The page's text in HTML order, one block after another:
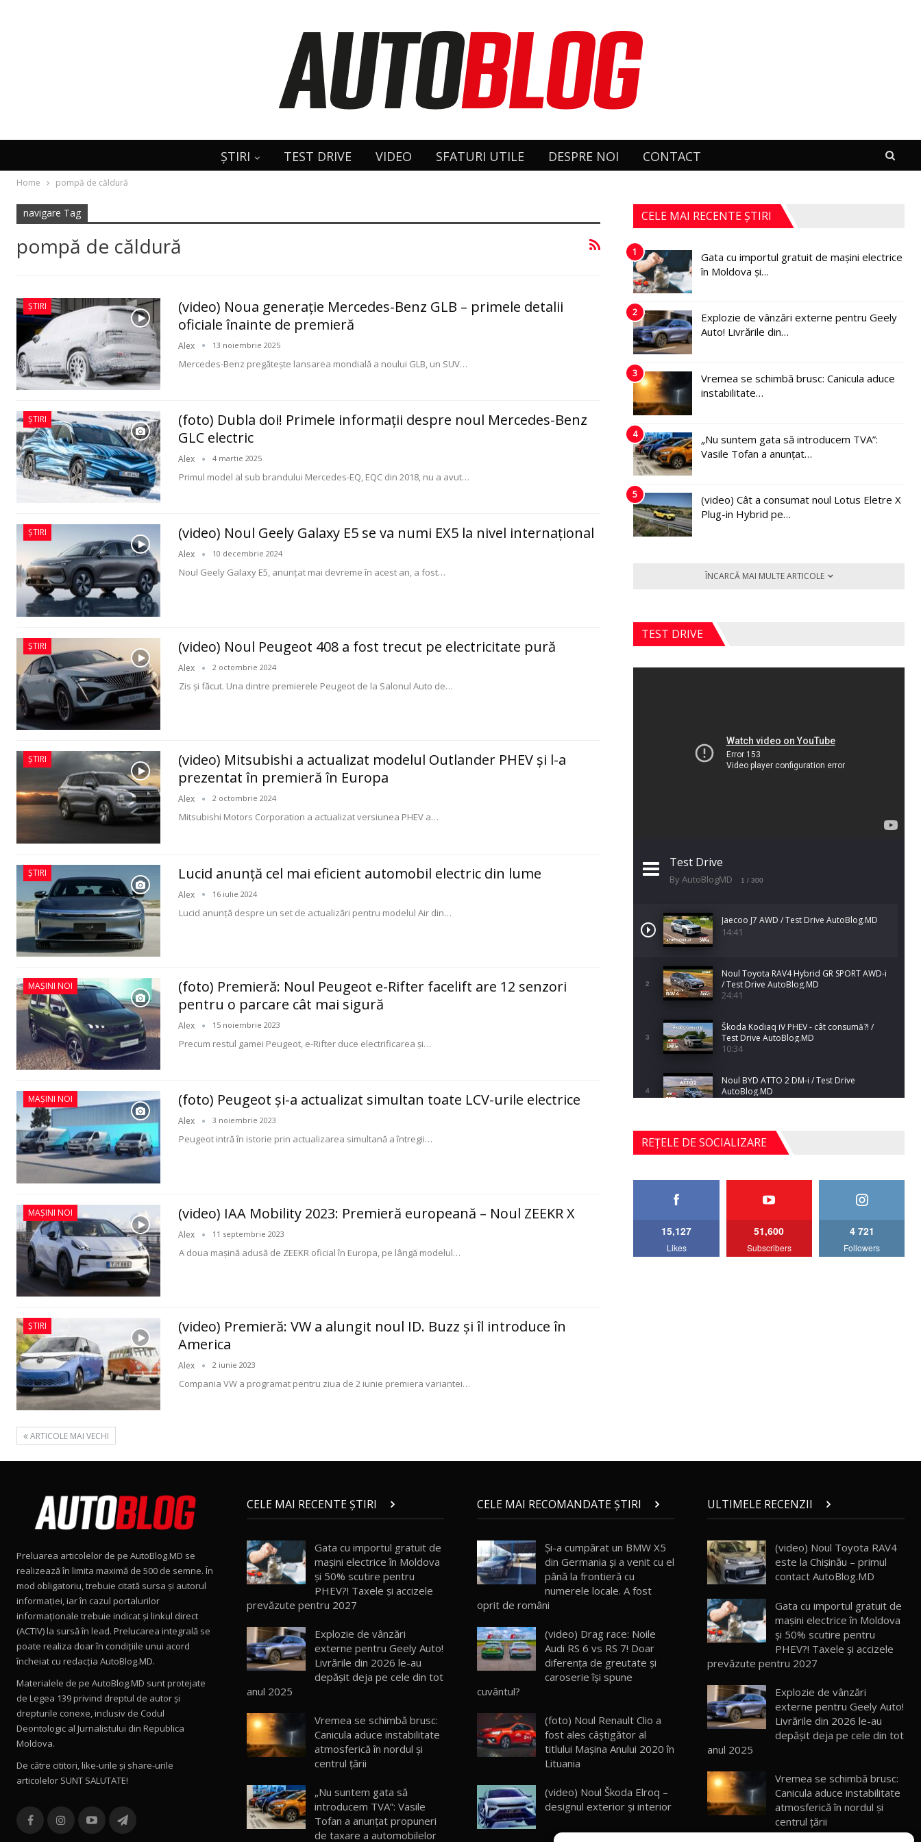
ȘTIRI TEST DRIVE VIDEO SFATURI UTILE DESPRE NOI CONTACT
Home pompă de căldură
navigare Tag
pompă de căldură
ȘTIRI
(video) Noua generație Mercedes-Benz GLB – primele detalii
oficiale înainte de premieră
Alex 13 noiembrie 2025
Mercedes-Benz pregătește lansarea mondială a noului GLB, un SUV…
ȘTIRI
(foto) Dubla doi! Primele informații despre noul Mercedes-Benz
GLC electric
Alex 4 martie 2025
Primul model al sub brandului Mercedes-EQ, EQC din 2018, nu a avut…
ȘTIRI (video) Noul Geely Galaxy E5 se va numi EX5 la nivel internațional
Alex 10 decembrie 2024
Noul Geely Galaxy E5, anunțat mai devreme în acest an, a fost…
ȘTIRI (video) Noul Peugeot 408 a fost trecut pe electricitate pură
Alex 2 octombrie 2024
Zis și făcut. Una dintre premierele Peugeot de la Salonul Auto de…
ȘTIRI
(video) Mitsubishi a actualizat modelul Outlander PHEV și l-a
prezentat în premieră în Europa
Alex 2 octombrie 2024
Mitsubishi Motors Corporation a actualizat versiunea PHEV a…
ȘTIRI Lucid anunță cel mai eficient automobil electric din lume
Alex 16 iulie 2024
Lucid anunță despre un set de actualizări pentru modelul Air din…
MAȘINI NOI
(foto) Premieră: Noul Peugeot e-Rifter facelift are 12 senzori
pentru o parcare cât mai sigură
Alex 15 noiembrie 2023
Precum restul gamei Peugeot, e-Rifter duce electrificarea și…
MAȘINI NOI (foto) Peugeot şi-a actualizat simultan toate LCV-urile electrice
Alex 3 noiembrie 2023
Peugeot intră în istorie prin actualizarea simultană a întregii…
MAȘINI NOI (video) IAA Mobility 2023: Premieră europeană – Noul ZEEKR X
Alex 11 septembrie 2023
A doua maşină adusă de ZEEKR oficial în Europa, pe lângă modelul…
ȘTIRI
(video) Premieră: VW a alungit noul ID. Buzz şi îl introduce în
America
Alex 2 iunie 2023
Compania VW a programat pentru ziua de 2 iunie premiera variantei…
ARTICOLE MAI VECHI
CELE MAI RECENTE ȘTIRI
1
Gata cu importul gratuit de mașini electrice
în Moldova și…
2
Explozie de vânzări externe pentru Geely
Auto! Livrările din…
3
Vremea se schimbă brusc: Canicula aduce
instabilitate…
4
„Nu suntem gata să introducem TVA”:
Vasile Tofan a anunțat…
5
(video) Cât a consumat noul Lotus Eletre X
Plug-in Hybrid pe…
ÎNCARCĂ MAI MULTE ARTICOLE
TEST DRIVE
Test Drive
By AutoBlogMD 1 / 300
Jaecoo J7 AWD / Test Drive AutoBlog.MD
14:41
2
Noul Toyota RAV4 Hybrid GR SPORT AWD-i
/ Test Drive AutoBlog.MD
24:41
3
Škoda Kodiaq iV PHEV - cât consumă?! /
Test Drive AutoBlog.MD
10:34
4
Noul BYD ATTO 2 DM-i / Test Drive
AutoBlog.MD
5
Noul Mercedes-Benz S-Class facelift (S 580
4MATIC V223) / Test Drive AutoBlog.MD
27:33
AutoBlog.MD
12
Noul MG HS / Test Drive AutoBlog.MD
16:48
ROX 01: Test drive cu noul SUV chinezesc
care combină aventura cu luxul /
AutoBlog.MD
36:08
ZEEKR 9X în Moldova: Am condus gigantul
chinez care face lumea să se întoarcă
după el / AutoBlog.MD
17:27
Noua Mazda CX-5 / Test Drive
14:37
16
Cum merge? Škoda Octavia 4×4 DSG
facelift // AutoBlogMD
13:10
Lotus Eletre R / Test Drive AutoBlog.MD
20:06
Va fi modelul nr.1 BYD în Moldova? BYD
REȚELE DE SOCIALIZARE
15,127
Likes
51,600
Subscribers
4 721
Followers
Preluarea articolelor de pe AutoBlog.MD se
realizează în limita maximă de 500 de semne. În
mod obligatoriu, trebuie citată sursa și autorul
informației, iar în cazul portalurilor
informaționale trebuie indicat și linkul direct
(ACTIV) la sursă în lead. Prelucarea integrală se
poate realiza doar în condițiile unui acord
încheiat cu redacţia AutoBlog.MD.
Materialele de pe AutoBlog.MD sunt protejate
de Legea 139 privind dreptul de autor și
drepturile conexe, inclusiv de Codul
Deontologic al Jurnalistului din Republica
Moldova.
De către cititori, like-urile şi share-urile
articolelor SUNT SALUTATE!
CELE MAI RECENTE ȘTIRI
Gata cu importul gratuit de
mașini electrice în Moldova
și 50% scutire pentru
PHEV?! Taxele și accizele
prevăzute pentru 2027
Explozie de vânzări
externe pentru Geely Auto!
Livrările din 2026 le-au
depășit deja pe cele din tot
anul 2025
Vremea se schimbă brusc:
Canicula aduce instabilitate
atmosferică în nordul și
centrul țării
„Nu suntem gata să
introducem TVA”: Vasile
Tofan a anunțat propuneri
de taxare a automobilelor
CELE MAI RECOMANDATE ȘTIRI
Şi-a cumpărat un BMW X5
din Germania şi a venit cu el
până la frontieră cu
numerele locale. A fost
oprit de români
(video) Drag race: Noile
Audi RS 6 vs RS 7! Doar
diferenţa de greutate şi
caroserie îşi spune
cuvântul?
(foto) Noul Renault Clio a
fost ales câştigător al
titlului Maşina Anului 2020 în
Lituania
(video) Noul Škoda Elroq –
designul exterior și interior
ULTIMELE RECENZII
(video) Noul Toyota RAV4
este la Chișinău – primul
contact AutoBlog.MD
Gata cu importul gratuit de
mașini electrice în Moldova
și 50% scutire pentru
PHEV?! Taxele și accizele
prevăzute pentru 2027
Explozie de vânzări
externe pentru Geely Auto!
Livrările din 2026 le-au
depășit deja pe cele din tot
anul 2025
Vremea se schimbă brusc:
Canicula aduce instabilitate
atmosferică în nordul și
centrul țării